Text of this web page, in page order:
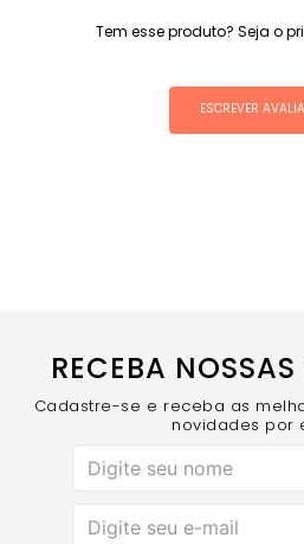
Tem esse produto? Seja o
ESCREVER
RECEBA
Cadastre-se e receba as
novidades por